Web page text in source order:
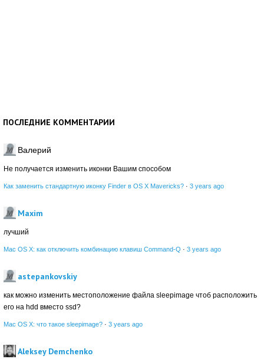
ПОСЛЕДНИЕ КОММЕНТАРИИ
Валерий
Не получается изменить иконки Вашим способом
Как заменить стандартную иконку Finder в OS X Mavericks? · 3 years ago
Maxim
лучший
Mac OS X: как отключить комбинацию клавиш Command-Q · 3 years ago
astepankovskiy
как можно изменить местоположение файла sleepimage чтоб расположить
его на hdd вместо ssd?
Mac OS X: что такое sleepimage? · 3 years ago
Aleksey Demchenko